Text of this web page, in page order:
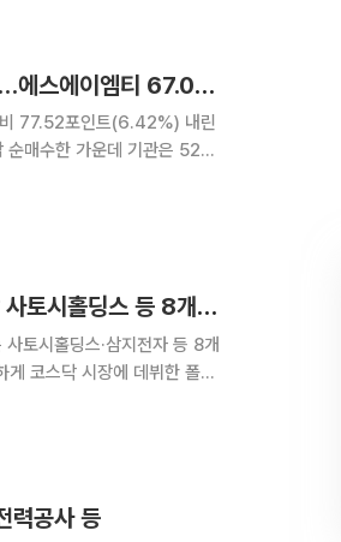
[베스트&워스트] 코스닥, 투매 장세 속 반도체 강세…에스에이엠티 67.06%↑
비 77.52포인트(6.42%) 내린
매수한 가운데 기관은 5253
[급등락주 짚어보기] 코스피 한세엠케이 1개·코스닥 사토시홀딩스 등 8개 ‘上’…전날 ‘따따블’ 폴레드는 ↓
토시홀딩스·삼지전자 등 8개
게 코스닥 시장에 데뷔한 폴레
력공사 등